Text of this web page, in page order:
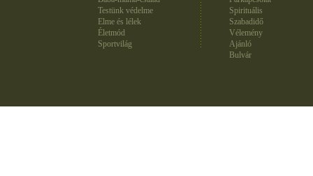
Testünk védelme
Elme és lélek
Életmód
Sportvilág
Spirituális
Szabadidő
Vélemény
Ajánló
Bulvár